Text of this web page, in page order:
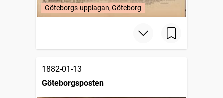
Göteborgs-upplagan, Göteborg
1882-01-13
Göteborgsposten